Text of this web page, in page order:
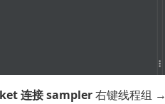
连接 sampler右键线程组 →